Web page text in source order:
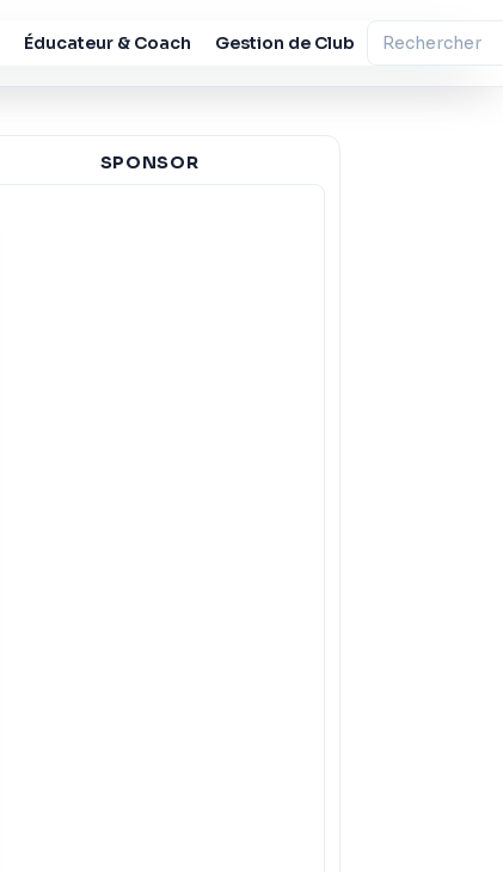
Éducateur & Coach Gestion de Club
SPONSOR